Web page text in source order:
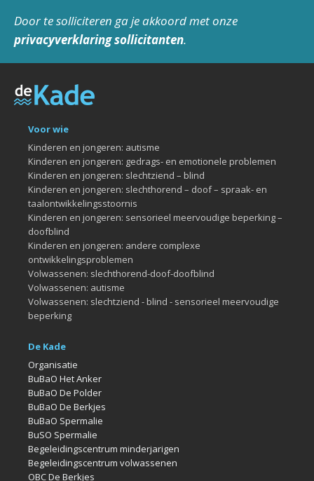
Door te solliciteren ga je akkoord met onze
privacyverklaring sollicitanten.
Voor wie
Kinderen en jongeren: autisme
Kinderen en jongeren: gedrags- en emotionele problemen
Kinderen en jongeren: slechtziend – blind
Kinderen en jongeren: slechthorend – doof – spraak- en
taalontwikkelingsstoornis
Kinderen en jongeren: sensorieel meervoudige beperking –
doofblind
Kinderen en jongeren: andere complexe
ontwikkelingsproblemen
Volwassenen: slechthorend-doof-doofblind
Volwassenen: autisme
Volwassenen: slechtziend - blind - sensorieel meervoudige
beperking
De Kade
Organisatie
BuBaO Het Anker
BuBaO De Polder
BuBaO De Berkjes
BuBaO Spermalie
BuSO Spermalie
Begeleidingscentrum minderjarigen
Begeleidingscentrum volwassenen
OBC De Berkjes